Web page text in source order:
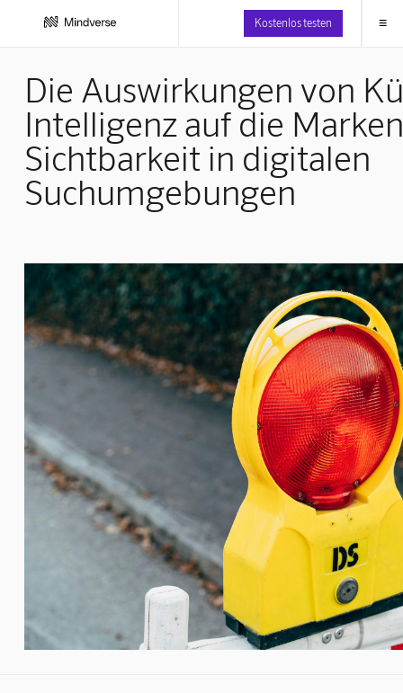
Kostenlos testen ≡
Die Auswirkungen von
Intelligenz auf die
Sichtbarkeit in digitalen
Suchumgebungen